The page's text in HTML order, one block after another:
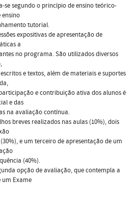
segundo o princípio de ensino teórico-
ensino
tutorial.
expositivas de apresentação de
a
no programa. São utilizados diversos
e textos, além de materiais e suportes
e contribuição ativa dos alunos é
e das
na avaliação contínua.
breves realizados nas aulas (10%), dois
e um terceiro de apresentação de um
(40%).
opção de avaliação, que contempla a
um Exame